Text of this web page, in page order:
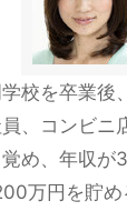
校を卒業後
、コンビニ
め、年収が
万円を貯